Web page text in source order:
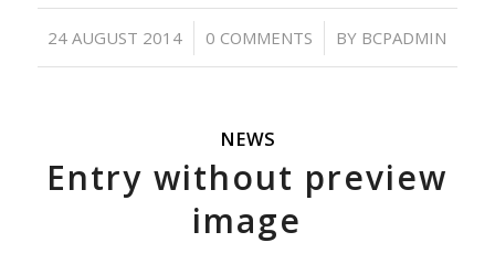
24 AUGUST 2014
/ 0 COMMENTS
/ BY BCPADMIN
NEWS
Entry without preview
image